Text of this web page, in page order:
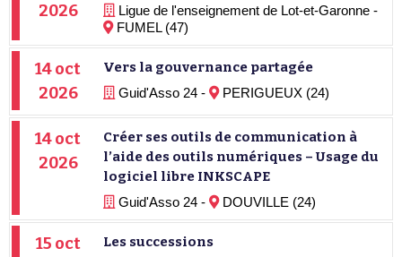
2026
Ligue de l'enseignement de Lot-et-Garonne -
FUMEL (47)
14 oct
2026
Vers la gouvernance partagée
Guid'Asso 24 - PERIGUEUX (24)
14 oct
2026
Créer ses outils de communication à
l’aide des outils numériques – Usage du
logiciel libre INKSCAPE
Guid'Asso 24 - DOUVILLE (24)
15 oct
Les successions